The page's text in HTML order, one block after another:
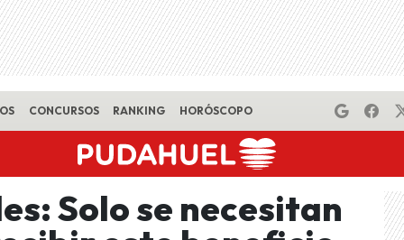
CONCURSOS RANKING HORÓSCOPO
Solo se necesitan